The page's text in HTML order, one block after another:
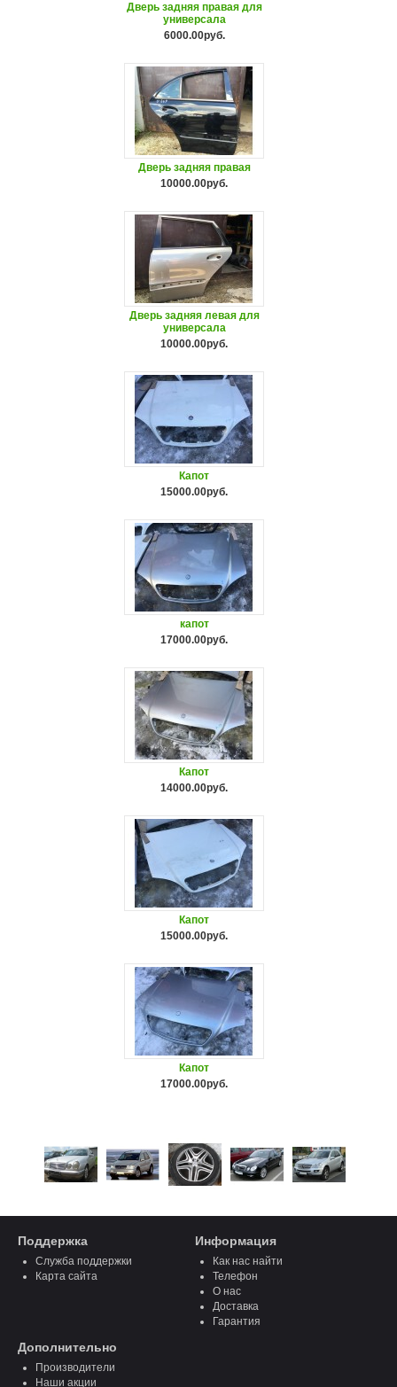
Дверь задняя правая для
универсала
6000.00руб.
Дверь задняя правая
10000.00руб.
Дверь задняя левая для
универсала
10000.00руб.
Капот
15000.00руб.
капот
17000.00руб.
Капот
14000.00руб.
Капот
15000.00руб.
Капот
17000.00руб.
Поддержка
Служба поддержки
Карта сайта
Информация
Как нас найти
Телефон
О нас
Доставка
Гарантия
Дополнительно
Производители
Наши акции